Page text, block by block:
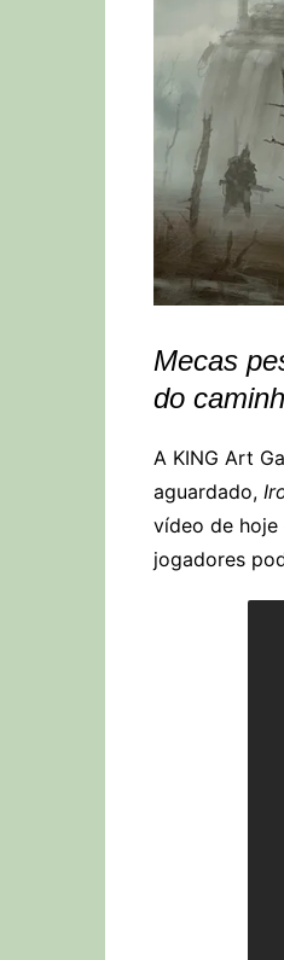
Mecas
do
A KING Art
aguardado,
vídeo de hoje
jogadores